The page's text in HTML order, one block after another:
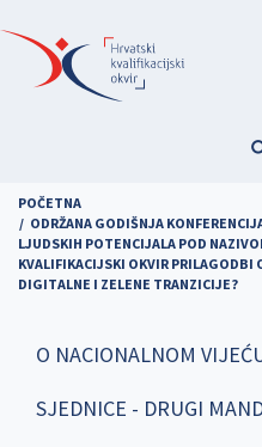
na
glavni
sadržaj
POČETNA
ODRŽANA GODIŠNJA
LJUDSKIH POTENCIJALA POD
KVALIFIKACIJSKI OKVIR
DIGITALNE I ZELENE TRANZICIJE?
O NACIONALNOM
SJEDNICE - DRUGI